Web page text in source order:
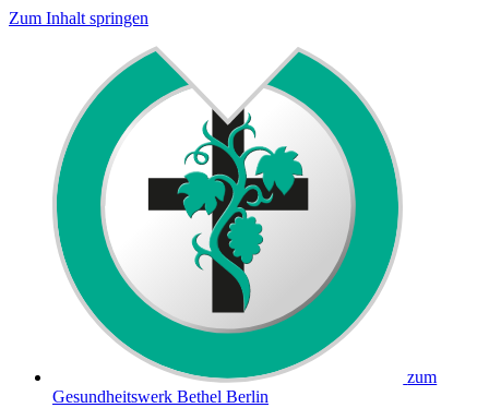
Zum Inhalt springen
zum
Gesundheitswerk Bethel Berlin